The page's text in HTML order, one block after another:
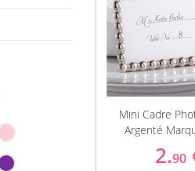
Mini Cadre
Argenté
2.90